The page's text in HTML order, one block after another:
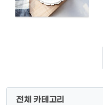
전체 카테고리